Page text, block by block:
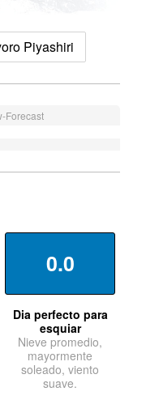
Piyashiri
Forecast
0.0
Dia perfecto para
esquiar
Nieve promedio,
mayormente
soleado, viento
suave.